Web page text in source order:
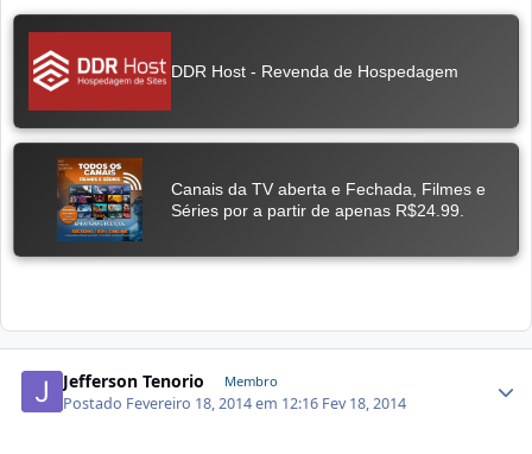
Jefferson Tenorio Membro
Postado Fevereiro 18, 2014 em 12:16 Fev 18, 2014